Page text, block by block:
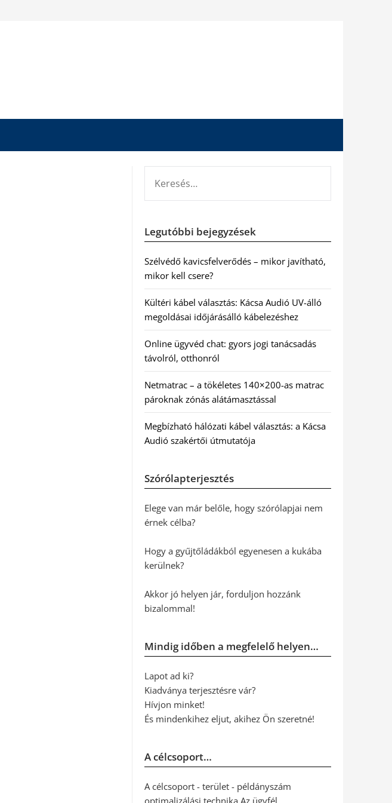
Legutóbbi bejegyzések
Szélvédő kavicsfelverődés – mikor javítható,
mikor kell csere?
Kültéri kábel választás: Kácsa Audió UV-álló
megoldásai időjárásálló kábelezéshez
Online ügyvéd chat: gyors jogi tanácsadás
távolról, otthonról
Netmatrac – a tökéletes 140×200-as matrac
pároknak zónás alátámasztással
Megbízható hálózati kábel választás: a Kácsa
Audió szakértői útmutatója
Szórólapterjesztés
Elege van már belőle, hogy szórólapjai nem
érnek célba?
Hogy a gyűjtőládákból egyenesen a kukába
kerülnek?
Akkor jó helyen jár, forduljon hozzánk
bizalommal!
Mindig időben a megfelelő helyen…
Lapot ad ki?
Kiadványa terjesztésre vár?
Hívjon minket!
És mindenkihez eljut, akihez Ön szeretné!
A célcsoport…
A célcsoport - terület - példányszám
optimalizálási technika Az ügyfél